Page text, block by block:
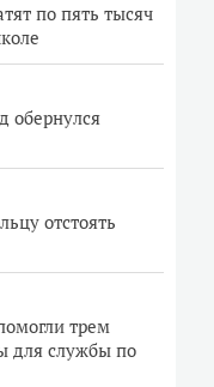
по пять тысяч
обернулся
отстоять
трем
для службы по